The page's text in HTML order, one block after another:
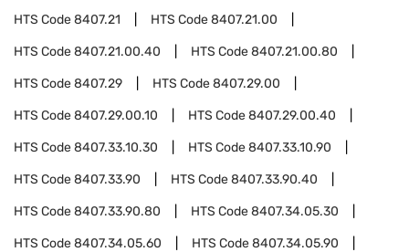
HTS Code8407.21 HTS Code8407.21.00
HTS Code8407.21.00.40 HTS Code8407.21.00.80
HTS Code8407.29 HTS Code8407.29.00
HTS Code8407.29.00.10 HTS Code8407.29.00.40
HTS Code8407.33.10.30 HTS Code8407.33.10.90
HTS Code8407.33.90 HTS Code8407.33.90.40
HTS Code8407.33.90.80 HTS Code8407.34.05.30
HTS Code8407.34.05.60 HTS Code8407.34.05.90